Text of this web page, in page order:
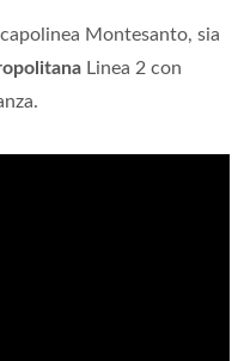
Montesanto, sia
Linea 2 con